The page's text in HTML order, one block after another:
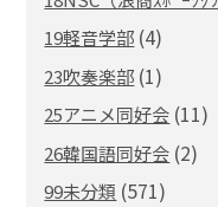
19軽音学部 (4)
23吹奏楽部 (1)
25アニメ同好会 (11)
26韓国語同好会 (2)
99未分類 (571)